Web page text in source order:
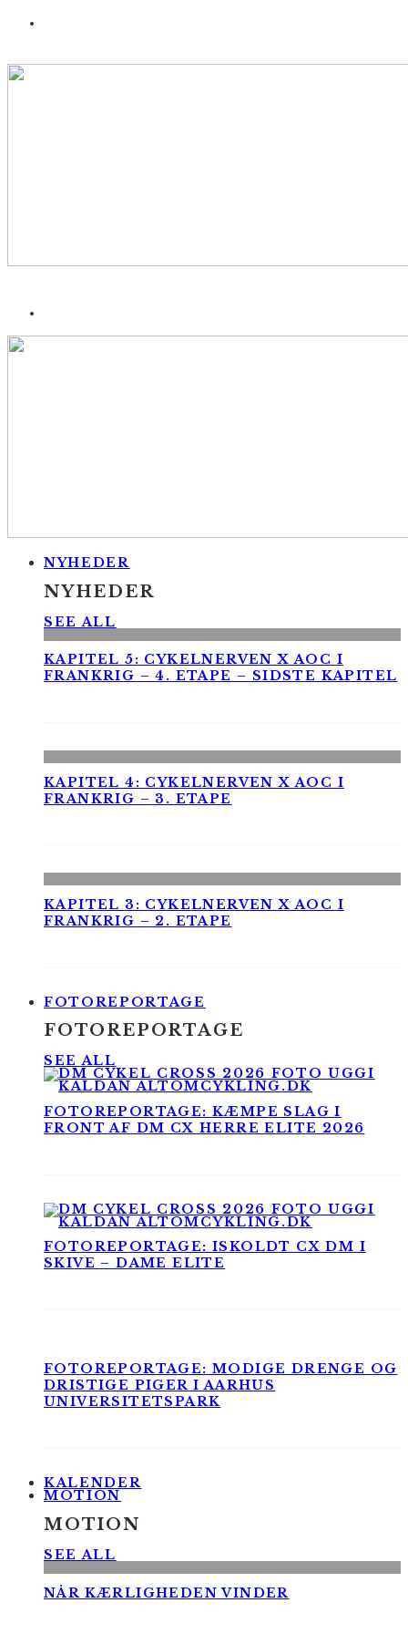
NYHEDER
NYHEDER
SEE ALL
KAPITEL 5: CYKELNERVEN X AOC I
FRANKRIG – 4. ETAPE – SIDSTE KAPITEL
KAPITEL 4: CYKELNERVEN X AOC I
FRANKRIG – 3. ETAPE
KAPITEL 3: CYKELNERVEN X AOC I
FRANKRIG – 2. ETAPE
FOTOREPORTAGE
FOTOREPORTAGE
SEE ALL
FOTOREPORTAGE: KÆMPE SLAG I
FRONT AF DM CX HERRE ELITE 2026
FOTOREPORTAGE: ISKOLDT CX DM I
SKIVE – DAME ELITE
FOTOREPORTAGE: MODIGE DRENGE OG
DRISTIGE PIGER I AARHUS
UNIVERSITETSPARK
KALENDER
MOTION
MOTION
SEE ALL
NÅR KÆRLIGHEDEN VINDER